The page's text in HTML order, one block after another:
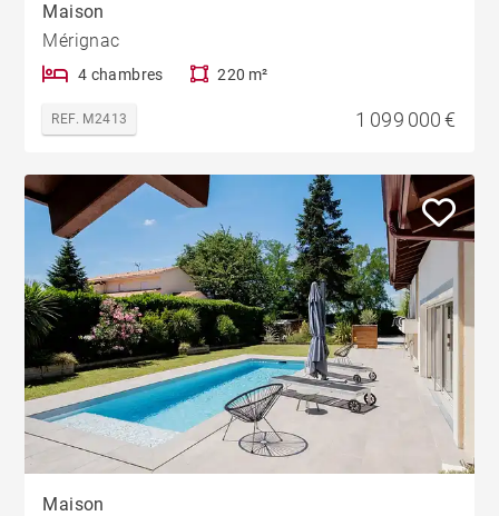
Maison
Mérignac
4 chambres 220 m²
REF. M2413 1 099 000 €
Maison